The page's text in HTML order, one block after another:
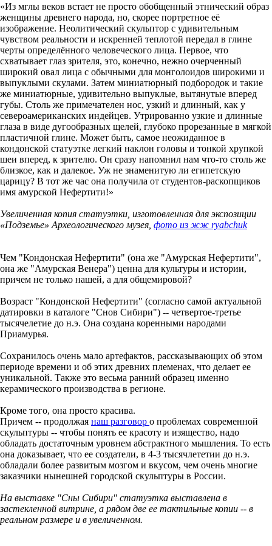
«Из мглы веков встает не просто обобщенный этнический образ
женщины древнего народа, но, скорее портретное её
изображение. Неолитический скульптор с удивительным
чувством реальности и искренней теплотой передал в глине
черты определённого человеческого лица. Первое, что
схватывает глаз зрителя, это, конечно, нежно очерченный
широкий овал лица с обычными для монголоидов широкими и
выпуклыми скулами. Затем миниатюрный подбородок и такие
же миниатюрные, удивительно выпуклые, вытянутые вперед
губы. Столь же примечателен нос, узкий и длинный, как у
североамериканских индейцев. Утрированно узкие и длинные
глаза в виде дугообразных щелей, глубоко прорезанные в мягкой
пластичной глине. Может быть, самое неожиданное в
кондонской статуэтке легкий наклон головы и тонкой хрупкой
шеи вперед, к зрителю. Он сразу напомнил нам что-то столь же
близкое, как и далекое. Уж не знаменитую ли египетскую
царицу? В тот же час она получила от студентов-раскопщиков
имя амурской Нефертити!»
Увеличенная копия статуэтки, изготовленная для экспозиции
«Подземье» Археологического музея, фото из жж ryabchuk
Чем "Кондонская Нефертити" (она же "Амурская Нефертити",
она же "Амурская Венера") ценна для культуры и истории,
причем не только нашей, а для общемировой?
Возраст "Кондонской Нефертити" (согласно самой актуальной
датировки в каталоге "Снов Сибири") -- четвертое-третье
тысячелетие до н.э. Она создана коренными народами
Приамурья.
Сохранилось очень мало артефактов, рассказывающих об этом
периоде времени и об этих древних племенах, что делает ее
уникальной. Также это весьма ранний образец именно
керамического производства в регионе.
Кроме того, она просто красива.
Причем -- продолжая наш разговор о проблемах современной
скульптуры -- чтобы понять ее красоту и изящество, надо
обладать достаточным уровнем абстрактного мышления. То есть
она доказывает, что ее создатели, в 4-3 тысячлететии до н.э.
обладали более развитым мозгом и вкусом, чем очень многие
заказчики нынешней городской скульптуры в России.
На выставке "Сны Сибири" статуэтка выставлена в
застекленной витрине, а рядом две ее тактильные копии -- в
реальном размере и в увеличенном.